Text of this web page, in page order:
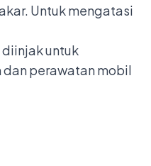
Untuk mengatasi
untuk
perawatan mobil